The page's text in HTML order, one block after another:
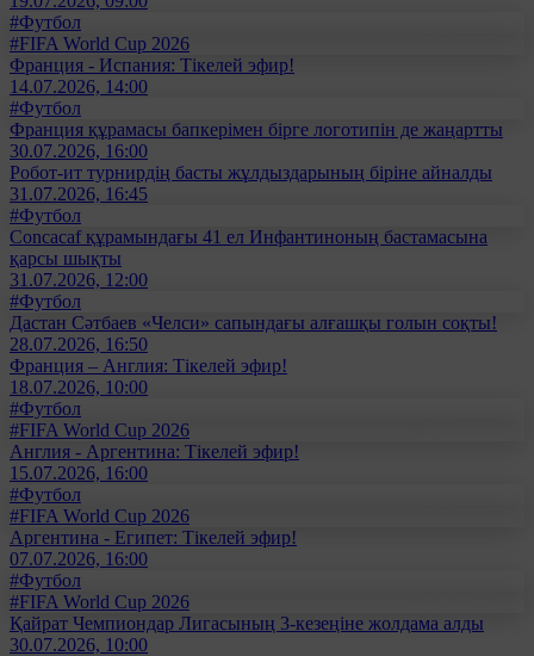
#Футбол
#FIFA World Cup 2026
Франция - Испания: Тікелей эфир!
14.07.2026, 14:00
#Футбол
Франция құрамасы бапкерімен бірге логотипін де жаңартты
30.07.2026, 16:00
Робот-ит турнирдің басты жұлдыздарының біріне айналды
31.07.2026, 16:45
#Футбол
Concacaf құрамындағы 41 ел Инфантиноның бастамасына
қарсы шықты
31.07.2026, 12:00
#Футбол
Дастан Сәтбаев «Челси» сапындағы алғашқы голын соқты!
28.07.2026, 16:50
Франция – Англия: Тікелей эфир!
18.07.2026, 10:00
#Футбол
#FIFA World Cup 2026
Англия - Аргентина: Тікелей эфир!
15.07.2026, 16:00
#Футбол
#FIFA World Cup 2026
Аргентина - Египет: Тікелей эфир!
07.07.2026, 16:00
#Футбол
#FIFA World Cup 2026
Қайрат Чемпиондар Лигасының 3-кезеңіне жолдама алды
30.07.2026, 10:00